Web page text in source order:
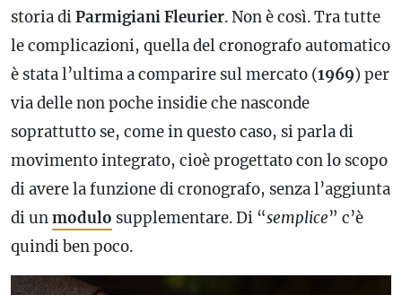
storia diParmigiani Fleurier. Non è così. Tra tutte
le complicazioni, quella delcronografoautomatico
è stata l’ultima a comparire sul mercato (1969) per
via delle non poche insidie che nasconde
soprattutto se, come in questo caso, si parla di
movimento integrato, cioè progettato con lo scopo
di avere la funzione dicronografo, senza l’aggiunta
di unmodulo supplementare. Di “semplice” c’è
quindi ben poco.